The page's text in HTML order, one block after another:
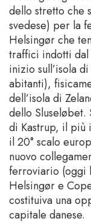
dello stretto che
svedese) per la
Helsingør che
traffici indotti dal
inizio sull’isola
abitanti),
dell’isola di
dello Sluseløbet.
di Kastrup, il più
il 20° scalo
nuovo
ferroviario (oggi
Helsingør e
costituiva una
capitale danese.